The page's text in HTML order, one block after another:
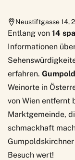
Neustiftgasse 14,
Entlang von 14
Informationen
erfahren.
Weinorte in
von Wien entfernt
Marktgemeinde,
schmackhaft
Gumpoldskirchner
Besuch wert!